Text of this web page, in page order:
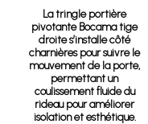
La tringle portière
pivotante Bocama tige
droite s’installe côté
charnières pour suivre le
mouvement de la porte,
permettant un
coulissement fluide du
rideau pour améliorer
isolation et esthétique.